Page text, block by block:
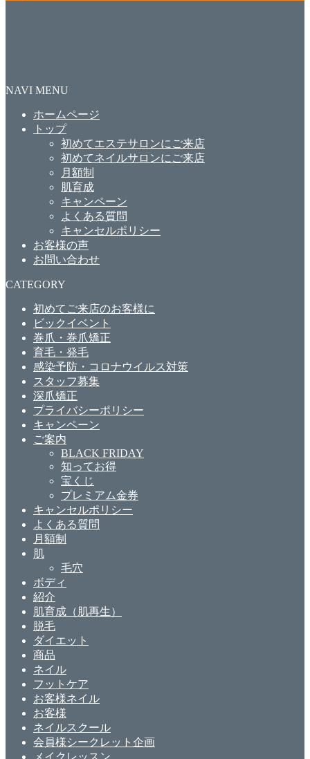
NAVI MENU
ホームページ
トップ
初めてエステサロンにご来店
初めてネイルサロンにご来店
月額制
肌育成
キャンペーン
よくある質問
キャンセルポリシー
お客様の声
お問い合わせ
CATEGORY
初めてご来店のお客様に
ビックイベント
巻爪・巻爪矯正
育毛・発毛
感染予防・コロナウイルス対策
スタッフ募集
深爪矯正
プライバシーポリシー
キャンペーン
ご案内
BLACK FRIDAY
知ってお得
宝くじ
プレミアム金券
キャンセルポリシー
よくある質問
月額制
肌
毛穴
ボディ
紹介
肌育成（肌再生）
脱毛
ダイエット
商品
ネイル
フットケア
お客様ネイル
お客様
ネイルスクール
会員様シークレット企画